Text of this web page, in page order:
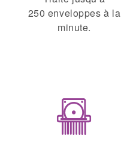
250 enveloppes à la
minute.